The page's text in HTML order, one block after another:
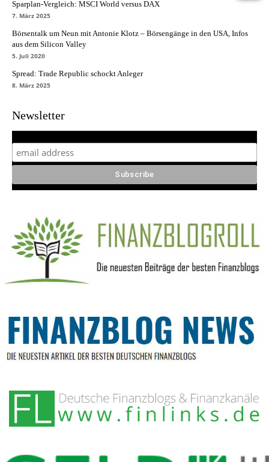
Sparplan-Vergleich: MSCI World versus DAX
7. März 2025
Börsentalk um Neun mit Antonie Klotz – Börsengänge in den USA, Infos
aus dem Silicon Valley
5. Juli 2020
Spread: Trade Republic schockt Anleger
8. März 2025
Newsletter